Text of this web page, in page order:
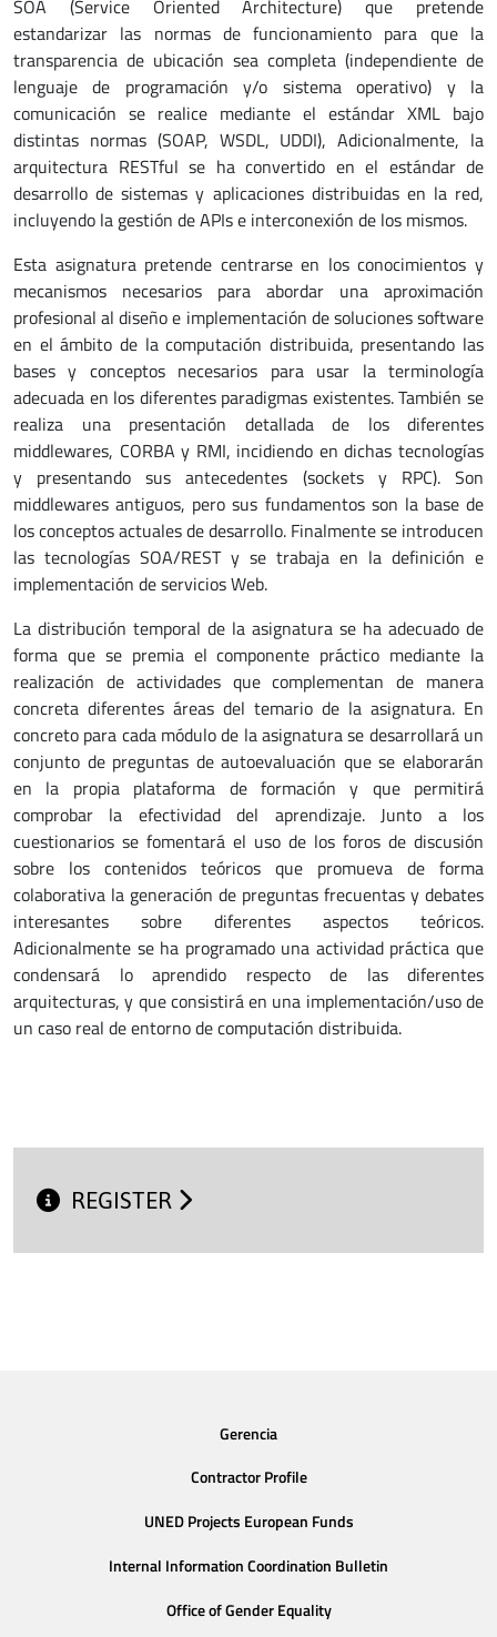
SOA (Service Oriented Architecture) que pretende
estandarizar las normas de funcionamiento para que la
transparencia de ubicación sea completa (independiente de
lenguaje de programación y/o sistema operativo) y la
comunicación se realice mediante el estándar XML bajo
distintas normas (SOAP, WSDL, UDDI), Adicionalmente, la
arquitectura RESTful se ha convertido en el estándar de
desarrollo de sistemas y aplicaciones distribuidas en la red,
incluyendo la gestión de APIs e interconexión de los mismos.
Esta asignatura pretende centrarse en los conocimientos y
mecanismos necesarios para abordar una aproximación
profesional al diseño e implementación de soluciones software
en el ámbito de la computación distribuida, presentando las
bases y conceptos necesarios para usar la terminología
adecuada en los diferentes paradigmas existentes. También se
realiza una presentación detallada de los diferentes
middlewares, CORBA y RMI, incidiendo en dichas tecnologías
y presentando sus antecedentes (sockets y RPC). Son
middlewares antiguos, pero sus fundamentos son la base de
los conceptos actuales de desarrollo. Finalmente se introducen
las tecnologías SOA/REST y se trabaja en la definición e
implementación de servicios Web.
La distribución temporal de la asignatura se ha adecuado de
forma que se premia el componente práctico mediante la
realización de actividades que complementan de manera
concreta diferentes áreas del temario de la asignatura. En
concreto para cada módulo de la asignatura se desarrollará un
conjunto de preguntas de autoevaluación que se elaborarán
en la propia plataforma de formación y que permitirá
comprobar la efectividad del aprendizaje. Junto a los
cuestionarios se fomentará el uso de los foros de discusión
sobre los contenidos teóricos que promueva de forma
colaborativa la generación de preguntas frecuentas y debates
interesantes sobre diferentes aspectos teóricos.
Adicionalmente se ha programado una actividad práctica que
condensará lo aprendido respecto de las diferentes
arquitecturas, y que consistirá en una implementación/uso de
un caso real de entorno de computación distribuida.
REGISTER
Gerencia
Contractor Profile
UNED Projects European Funds
Internal Information Coordination Bulletin
Office of Gender Equality